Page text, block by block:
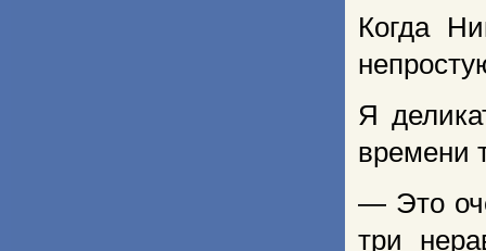
Когда
Я
времени
— Это
три